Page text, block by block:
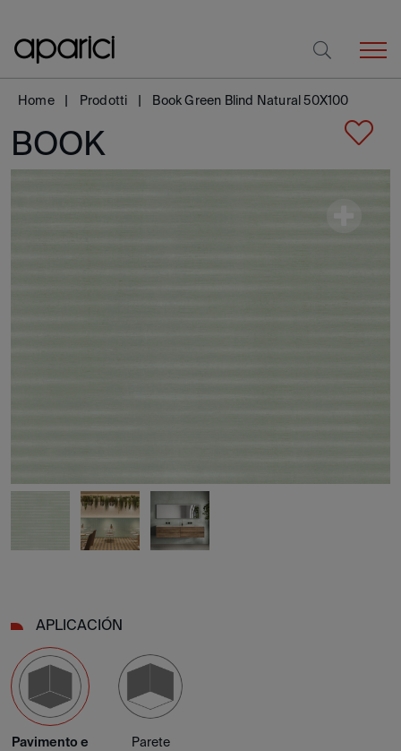
Home Prodotti Book Green Blind Natural 50X100
BOOK
APLICACIÓN
Pavimento e
Parete